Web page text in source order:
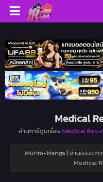
Medical
อ่านการ์ตูนเรื่อง Medical
Murim-Manga | อ่านมังงะ ก
Medical